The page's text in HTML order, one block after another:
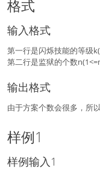
格式
输入格式
第一行是闪烁技能的等级
第二行是监狱的个数
输出格式
由于方案个数会很多，所
样例1
样例输入1